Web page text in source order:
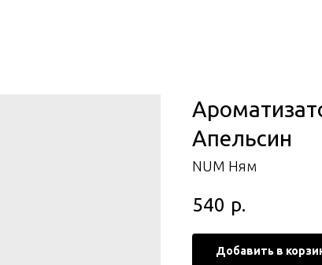
Апельсин
NUM Ням
540 р.
Добавить в